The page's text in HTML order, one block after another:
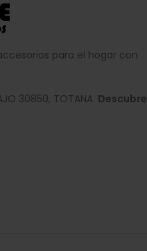
para el hogar con
30850, TOTANA. Descubre